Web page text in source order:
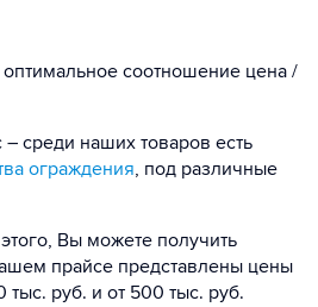
соотношение цена /
среди наших товаров есть
ограждения, под различные
Вы можете получить
прайсе представлены цены
тыс. руб. и от 500 тыс. руб.